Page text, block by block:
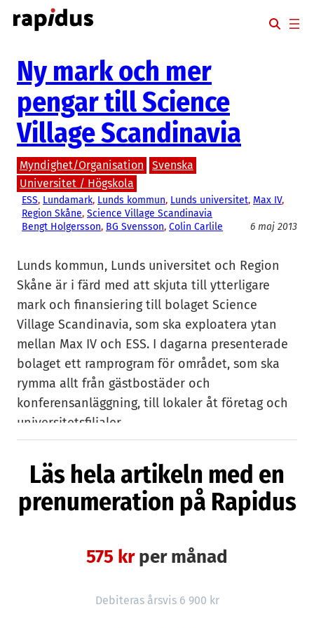
Hoppa
till
Ny mark och mer
pengar till Science
Village Scandinavia
Myndighet/Organisation
Svenska
Universitet / Högskola
ESS, Lundamark, Lunds kommun, Lunds universitet, Max IV
Region Skåne, Science Village Scandinavia
Bengt Holgersson, BG Svensson, Colin Carlile 6 maj 2013
Lunds kommun, Lunds universitet och Region
Skåne är i färd med att skjuta till ytterligare
mark och finansiering till bolaget Science
Village Scandinavia, som ska exploatera ytan
mellan Max IV och ESS. I dagarna presenterade
bolaget ett ramprogram för området, som ska
rymma allt från gästbostäder och
konferensanläggning, till lokaler åt företag och
universitetsfilialer.
och Lunds kommun skänka två angränsande
markområden till Science Village Scandinavia
AB, vilket ökar bolagets domäner från 17 till 24
drygt fyra miljoner kronor i kontant finansiering.
annat kommun- och regionfullmäktige men det
Läs hela artikeln med en
prenumeration på Rapidus
575 krper månad
Debiteras årsvis 6 900 kr